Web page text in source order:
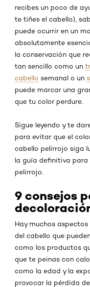
recibes un poco de
te tiñes el cabello),
puede ocurrir en un
absolutamente
la conservación que
tan sencillo como un
cabello semanal o un
puede marcar una
que tu color perdure.
Sigue leyendo y te
para evitar que el
cabello pelirrojo siga
la guía definitiva para
pelirrojo.
9 consejos
Hay muchos
del cabello que
como los productos
que te peinas con
como la edad y la
provocar la pérdida